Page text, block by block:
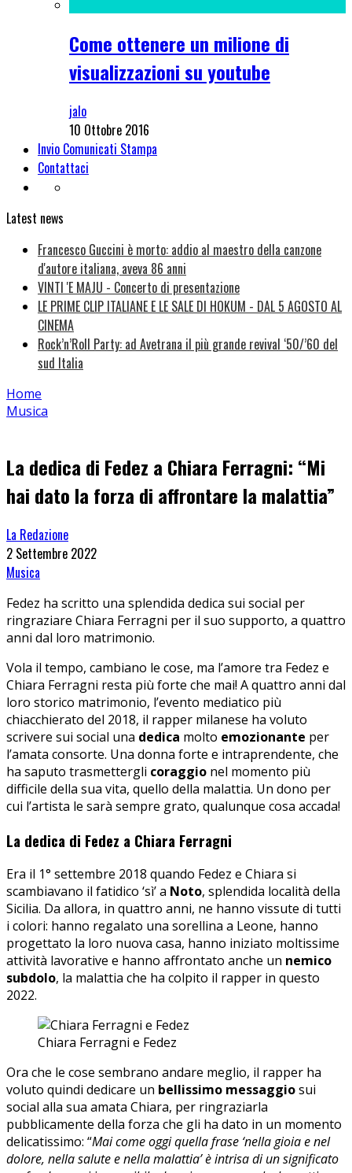
Come ottenere un milione di
visualizzazioni su youtube
jalo
10 Ottobre 2016
Invio Comunicati Stampa
Contattaci
Latest news
Francesco Guccini è morto: addio al maestro della canzone
d'autore italiana, aveva 86 anni
VINTI 'E MAJU - Concerto di presentazione
LE PRIME CLIP ITALIANE E LE SALE DI HOKUM - DAL 5 AGOSTO AL
CINEMA
Rock’n’Roll Party: ad Avetrana il più grande revival ‘50/’60 del
sud Italia
Home
Musica
La dedica di Fedez a Chiara Ferragni: “Mi
hai dato la forza di affrontare la malattia”
La Redazione
2 Settembre 2022
Musica
Fedez ha scritto una splendida dedica sui social per
ringraziare Chiara Ferragni per il suo supporto, a quattro
anni dal loro matrimonio.
Vola il tempo, cambiano le cose, ma l’amore tra Fedez e
Chiara Ferragni resta più forte che mai! A quattro anni dal
loro storico matrimonio, l’evento mediatico più
chiacchierato del 2018, il rapper milanese ha voluto
scrivere sui social una dedica molto emozionante per
l’amata consorte. Una donna forte e intraprendente, che
ha saputo trasmettergli coraggio nel momento più
difficile della sua vita, quello della malattia. Un dono per
cui l’artista le sarà sempre grato, qualunque cosa accada!
La dedica di Fedez a Chiara Ferragni
Era il 1° settembre 2018 quando Fedez e Chiara si
scambiavano il fatidico ‘sì’ a Noto, splendida località della
Sicilia. Da allora, in quattro anni, ne hanno vissute di tutti
i colori: hanno regalato una sorellina a Leone, hanno
progettato la loro nuova casa, hanno iniziato moltissime
attività lavorative e hanno affrontato anche un nemico
subdolo, la malattia che ha colpito il rapper in questo
2022.
Chiara Ferragni e Fedez
Ora che le cose sembrano andare meglio, il rapper ha
voluto quindi dedicare un bellissimo messaggiosui
social alla sua amata Chiara, per ringraziarla
pubblicamente della forza che gli ha dato in un momento
delicatissimo: “Mai come oggi quella frase ‘nella gioia e nel
dolore, nella salute e nella malattia’ è intrisa di un significato